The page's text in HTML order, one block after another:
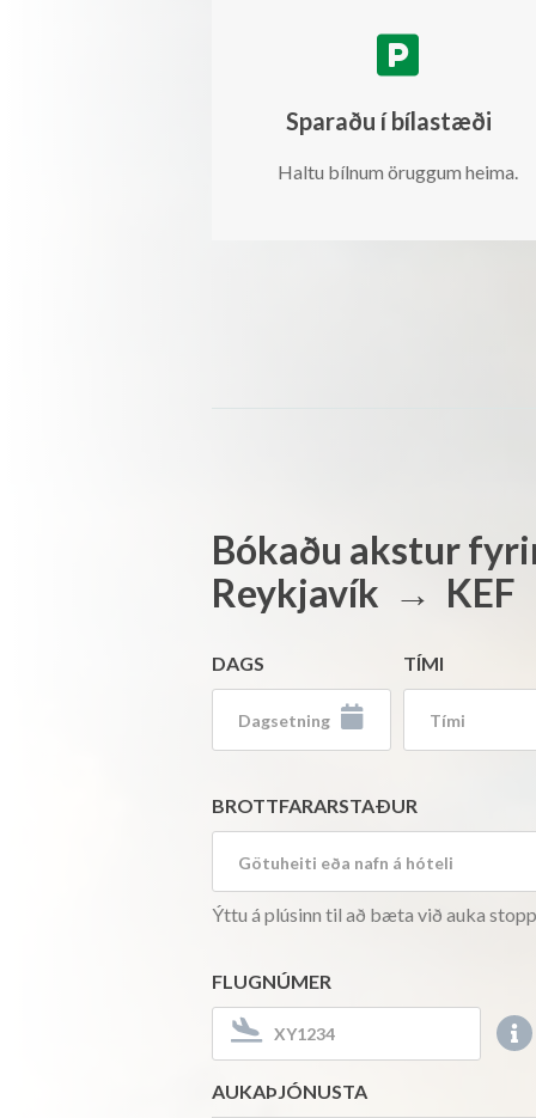

Sparaðu í bílastæði
Haltu bílnum öruggum heima.
Bókaðu akstur
Reykjavík → KEF
DAGS

TÍMI
00:30 (12:30
00:45 (12:45
01:00 (01:00
01:45 (01:45
02:00 (02:00
BROTTFARARSTAÐUR
Search Result Empty
Ýttu á plúsinn til að bæta við auka
FLUGNÚMER

Empty

AUKAÞJÓNUSTA